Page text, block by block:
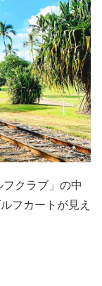
クラブ」の中
フカートが見え